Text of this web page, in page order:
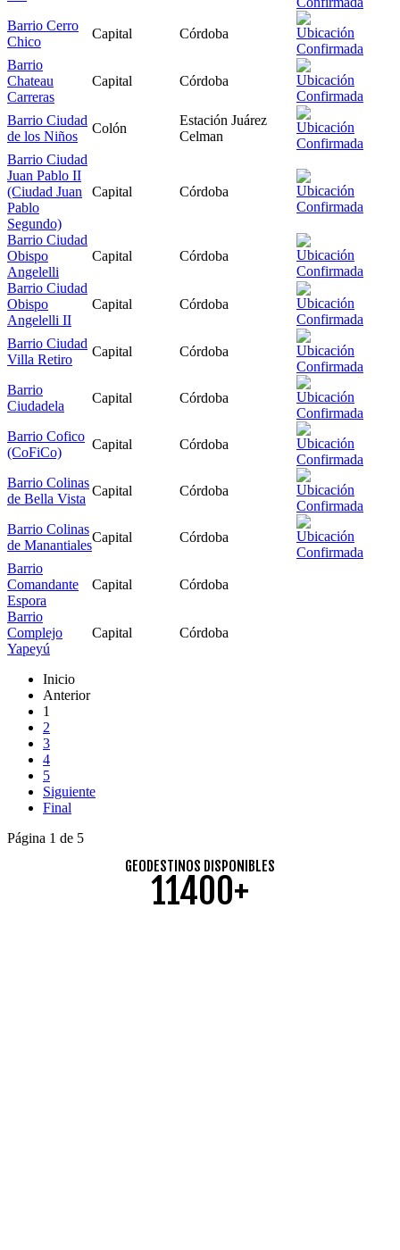
Barrio Cerro
Chico
Capital Córdoba
Barrio
Chateau
Carreras
Capital Córdoba
Barrio Ciudad
de los Niños
Colón
Estación Juárez
Celman
Barrio Ciudad
Juan Pablo II
(Ciudad Juan
Pablo
Segundo)
Capital Córdoba
Barrio Ciudad
Obispo
Angelelli
Capital Córdoba
Barrio Ciudad
Obispo
Angelelli II
Capital Córdoba
Barrio Ciudad
Villa Retiro
Capital Córdoba
Barrio
Ciudadela
Capital Córdoba
Barrio Cofico
(CoFiCo)
Capital Córdoba
Barrio Colinas
de Bella Vista
Capital Córdoba
Barrio Colinas
de Manantiales
Capital Córdoba
Barrio
Comandante
Espora
Capital Córdoba
Barrio
Complejo
Yapeyú
Capital Córdoba
Inicio
Anterior
1
2
3
4
5
Siguiente
Final
Página 1 de 5
GEODESTINOS DISPONIBLES
11400+